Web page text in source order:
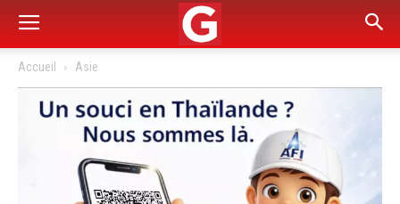
Accueil Asie